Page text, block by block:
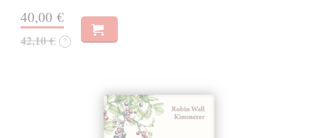
40,00 €
42,10 € ?